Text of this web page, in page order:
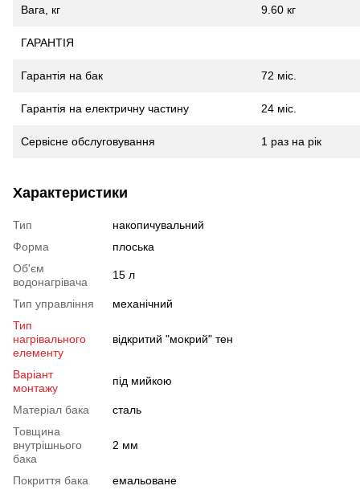
Вага, кг 9.60 кг
ГАРАНТІЯ
Гарантія на бак 72 міс.
Гарантія на електричну частину 24 міс.
Сервісне обслуговування 1 раз на рік
Характеристики
Тип
накопичувальний
Форма
плоська
Об'єм
водонагрівача
15 л
Тип управління
механічний
Тип
нагрівального
елементу
відкритий "мокрий" тен
Варіант
монтажу
під мийкою
Матеріал бака
сталь
Товщина
внутрішнього
бака
2 мм
Покриття бака
емальоване